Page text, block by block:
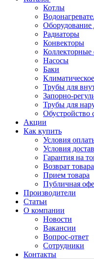
Котлы
Оборудование
Радиаторы
Конвекторы
Коллекторные
Насосы
Баки
Трубы для
Запорно-
Трубы для
Обустройство
Акции
Как купить
Условия
Условия
Гарантия на
Возврат товара
Прием товара
Публичная
Производители
Статьи
О компании
Новости
Вакансии
Вопрос-ответ
Сотрудники
Контакты